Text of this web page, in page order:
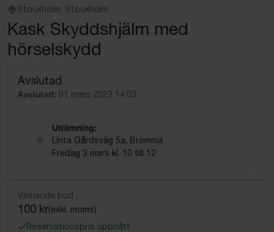
Stockholm, Stockholm
Kask Skyddshjälm med
hörselskydd
Avslutad
Avslutad: 01 mars 2023 14:03
Utlämning:
Linta Gårdsväg 5a, Bromma
Fredag 3 mars kl. 10 till 12
Vinnande bud
100 kr(exkl. moms)
Reservationspris uppnått